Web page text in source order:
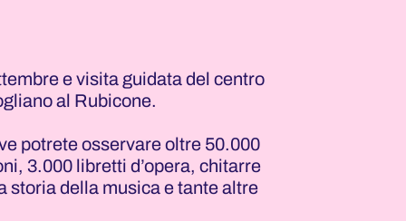
e visita guidata del centro
al Rubicone.
potrete osservare oltre 50.000
3.000 libretti d’opera, chitarre
storia della musica e tante altre